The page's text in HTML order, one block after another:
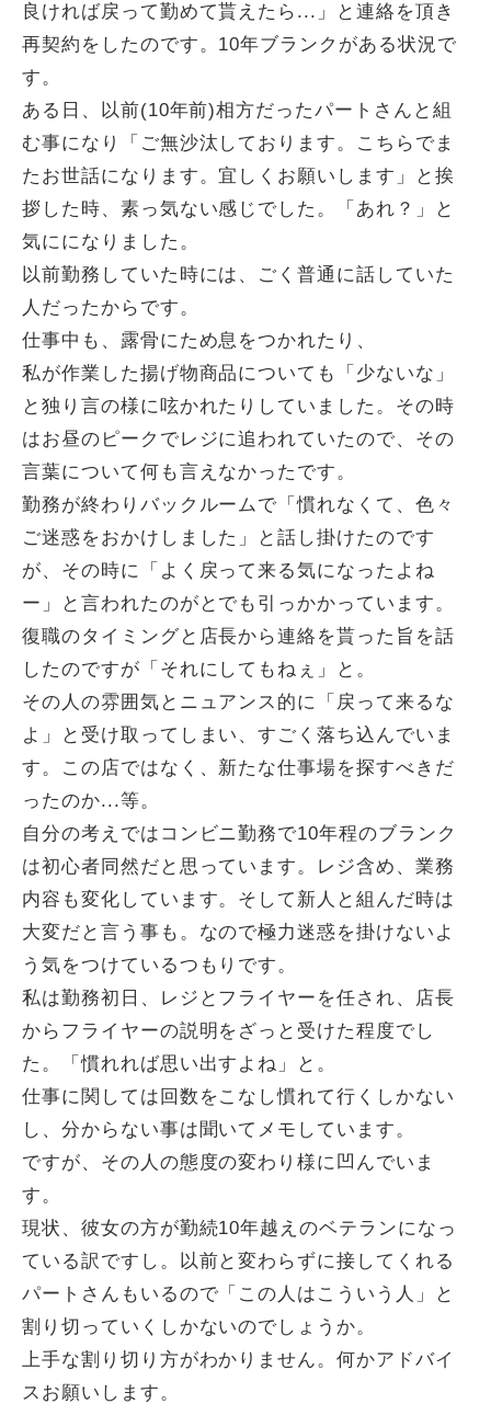
良ければ戻って勤めて貰えたら...」と連絡を頂き
再契約をしたのです。10年ブランクがある状況で
す。
ある日、以前(10年前)相方だったパートさんと組
む事になり「ご無沙汰しております。こちらでま
たお世話になります。宜しくお願いします」と挨
拶した時、素っ気ない感じでした。「あれ？」と
気にになりました。
以前勤務していた時には、ごく普通に話していた
人だったからです。
仕事中も、露骨にため息をつかれたり、
私が作業した揚げ物商品についても「少ないな」
と独り言の様に呟かれたりしていました。その時
はお昼のピークでレジに追われていたので、その
言葉について何も言えなかったです。
勤務が終わりバックルームで「慣れなくて、色々
ご迷惑をおかけしました」と話し掛けたのです
が、その時に「よく戻って来る気になったよね
ー」と言われたのがとでも引っかかっています。
復職のタイミングと店長から連絡を貰った旨を話
したのですが「それにしてもねぇ」と。
その人の雰囲気とニュアンス的に「戻って来るな
よ」と受け取ってしまい、すごく落ち込んでいま
す。この店ではなく、新たな仕事場を探すべきだ
ったのか...等。
自分の考えではコンビニ勤務で10年程のブランク
は初心者同然だと思っています。レジ含め、業務
内容も変化しています。そして新人と組んだ時は
大変だと言う事も。なので極力迷惑を掛けないよ
う気をつけているつもりです。
私は勤務初日、レジとフライヤーを任され、店長
からフライヤーの説明をざっと受けた程度でし
た。「慣れれば思い出すよね」と。
仕事に関しては回数をこなし慣れて行くしかない
し、分からない事は聞いてメモしています。
ですが、その人の態度の変わり様に凹んでいま
す。
現状、彼女の方が勤続10年越えのベテランになっ
ている訳ですし。以前と変わらずに接してくれる
パートさんもいるので「この人はこういう人」と
割り切っていくしかないのでしょうか。
上手な割り切り方がわかりません。何かアドバイ
スお願いします。